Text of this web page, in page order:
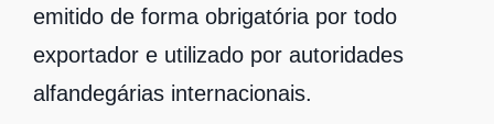
emitido de forma obrigatória por todo
exportador e utilizado por autoridades
alfandegárias internacionais.